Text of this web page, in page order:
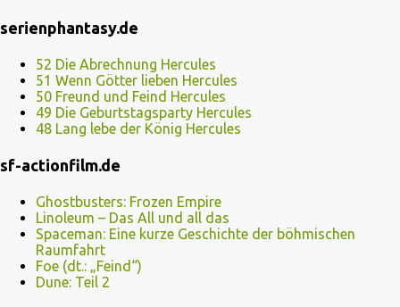
serienphantasy.de
52 Die Abrechnung Hercules
51 Wenn Götter lieben Hercules
50 Freund und Feind Hercules
49 Die Geburtstagsparty Hercules
48 Lang lebe der König Hercules
sf-actionfilm.de
Ghostbusters: Frozen Empire
Linoleum – Das All und all das
Spaceman: Eine kurze Geschichte der böhmischen
Raumfahrt
Foe (dt.: „Feind“)
Dune: Teil 2